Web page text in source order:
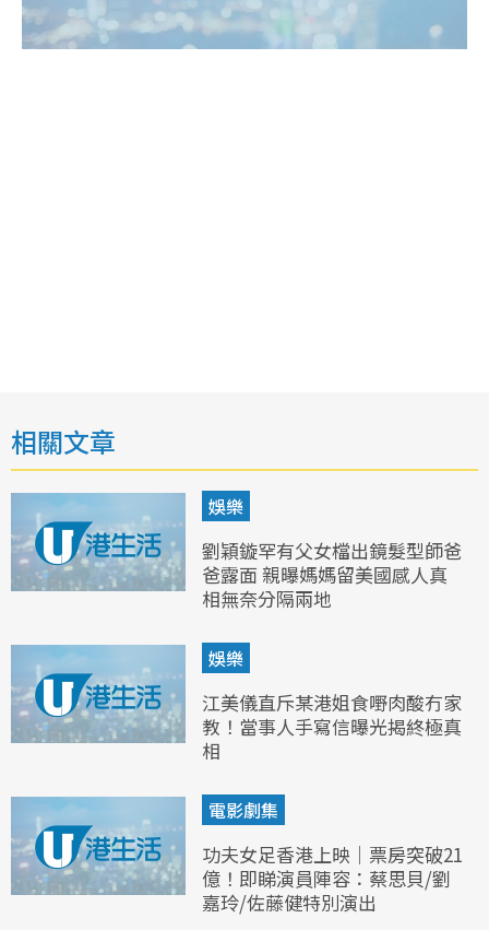
相關文章
娛樂
劉穎鏇罕有父女檔出鏡髮型師爸
爸露面 親曝媽媽留美國感人真
相無奈分隔兩地
娛樂
江美儀直斥某港姐食嘢肉酸冇家
教！當事人手寫信曝光揭終極真
相
電影劇集
功夫女足香港上映｜票房突破21
億！即睇演員陣容：蔡思貝/劉
嘉玲/佐藤健特別演出